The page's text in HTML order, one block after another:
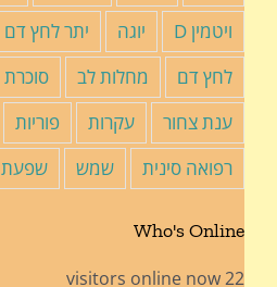
ויטמין D
יוגה יתר לחץ דם
לחץ דם
מחלות לב סוכרת
ענת צחור
עקרות פוריות
רפואה סינית
שמש שפעת
Who's Online
22 visitors online now